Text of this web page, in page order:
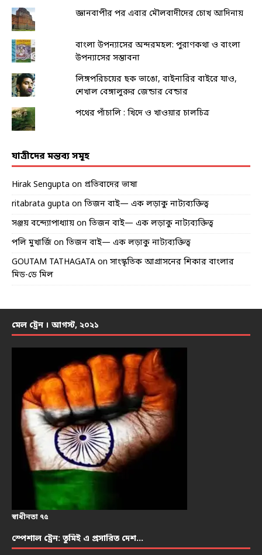
জ্ঞানবাপীর পর এবার মৌলবাদীদের চোখ আদিনায়
বাংলা উপন্যাসের অন্দরমহল: পুরাণকথা ও বাংলা
উপন্যাসের সম্ভাবনা
লিঙ্গপরিচয়ের ছক ভাঙো, বাইনারির বাইরে যাও,
শেখাল বেঙ্গালুরুর জেন্ডার বেন্ডার
পথের পাঁচালি : খিদে ও খাওয়ার চালচিত্র
যাত্রীদের মন্তব্য সমূহ
Hirak Sengupta on প্রতিবাদের ভাষা
ritabrata gupta on তিজন বাই— এক লড়াকু নাট্যব্যক্তিত্ব
সঞ্জয় বন্দ্যোপাধ্যায় on তিজন বাই— এক লড়াকু নাট্যব্যক্তিত্ব
পলি মুখার্জি on তিজন বাই— এক লড়াকু নাট্যব্যক্তিত্ব
GOUTAM TATHAGATA on সাংস্কৃতিক আগ্রাসনের শিকার বাংলার
মিড-ডে মিল
মেল ট্রেন । আগস্ট, ২০২১
স্বাধীনতা ৭৫
স্পেশাল ট্রেন: তুমিই এ প্রসারিত দেশ…